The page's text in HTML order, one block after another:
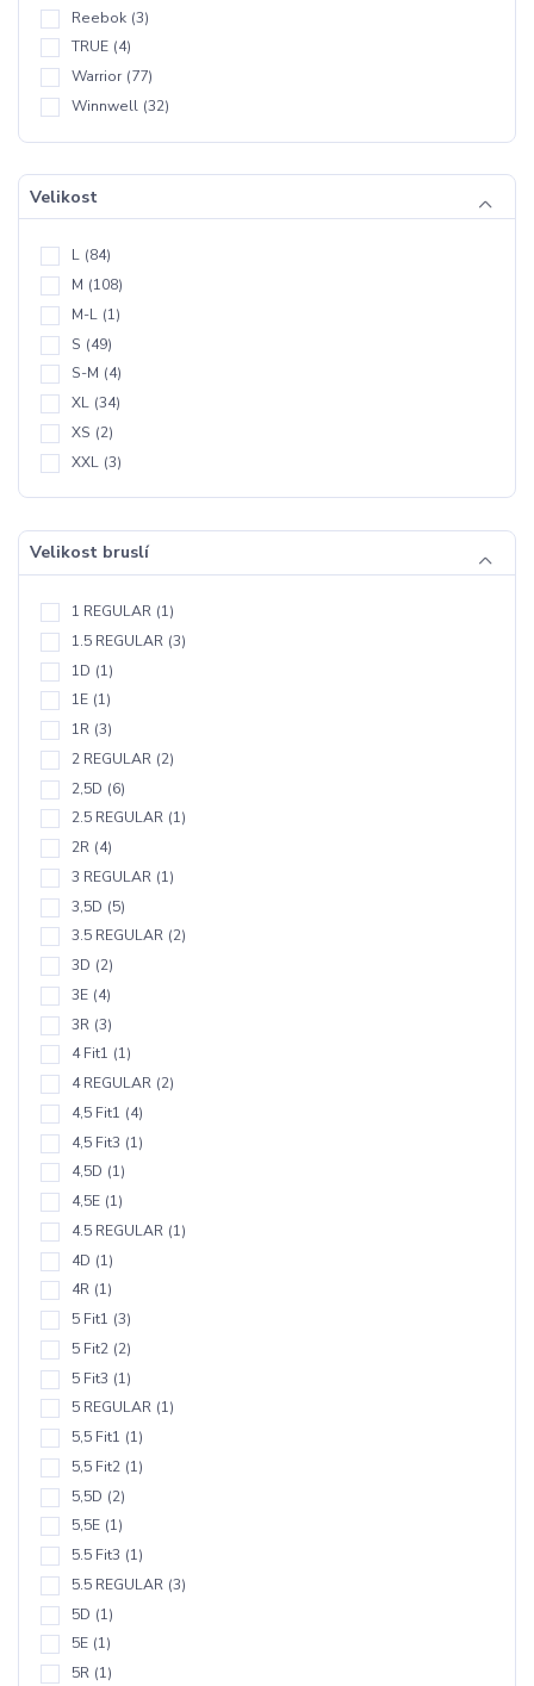
Reebok (3)
TRUE (4)
Warrior (77)
Winnwell (32)
Velikost
L (84)
M (108)
M-L (1)
S (49)
S-M (4)
XL (34)
XS (2)
XXL (3)
Velikost bruslí
1 REGULAR (1)
1.5 REGULAR (3)
1D (1)
1E (1)
1R (3)
2 REGULAR (2)
2,5D (6)
2.5 REGULAR (1)
2R (4)
3 REGULAR (1)
3,5D (5)
3.5 REGULAR (2)
3D (2)
3E (4)
3R (3)
4 Fit1 (1)
4 REGULAR (2)
4,5 Fit1 (4)
4,5 Fit3 (1)
4,5D (1)
4,5E (1)
4.5 REGULAR (1)
4D (1)
4R (1)
5 Fit1 (3)
5 Fit2 (2)
5 Fit3 (1)
5 REGULAR (1)
5,5 Fit1 (1)
5,5 Fit2 (1)
5,5D (2)
5,5E (1)
5.5 Fit3 (1)
5.5 REGULAR (3)
5D (1)
5E (1)
5R (1)